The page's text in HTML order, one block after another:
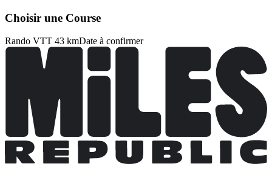
Choisir une Course
Rando VTT 43 kmDate à confirmer